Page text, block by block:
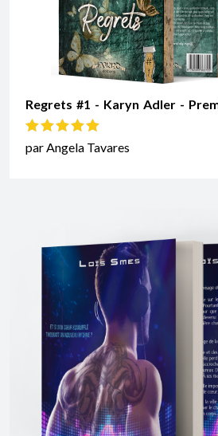
Regrets #1 - Karyn Adler -
Note5sur 5
par Angela Tavares